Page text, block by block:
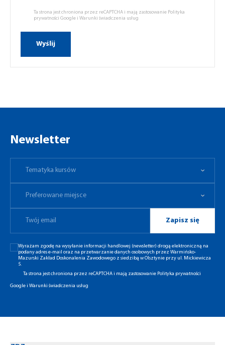
Ta strona jest chroniona przez reCAPTCHA i mają zastosowanie Polityka
prywatności Google i Warunki świadczenia usług
Newsletter
Tematyka kursów
Preferowane miejsce
Zapisz się
Wyrażam zgodę na wysyłanie informacji handlowej (newsletter) drogą elektroniczną na
podany adres e-mail oraz na przetwarzanie danych osobowych przez Warmińsko-
Mazurski Zakład Doskonalenia Zawodowego z siedzibą w Olsztynie przy ul. Mickiewicza
5.
Ta strona jest chroniona przez reCAPTCHA i mają zastosowanie Polityka prywatności
Googlei Warunki świadczenia usług